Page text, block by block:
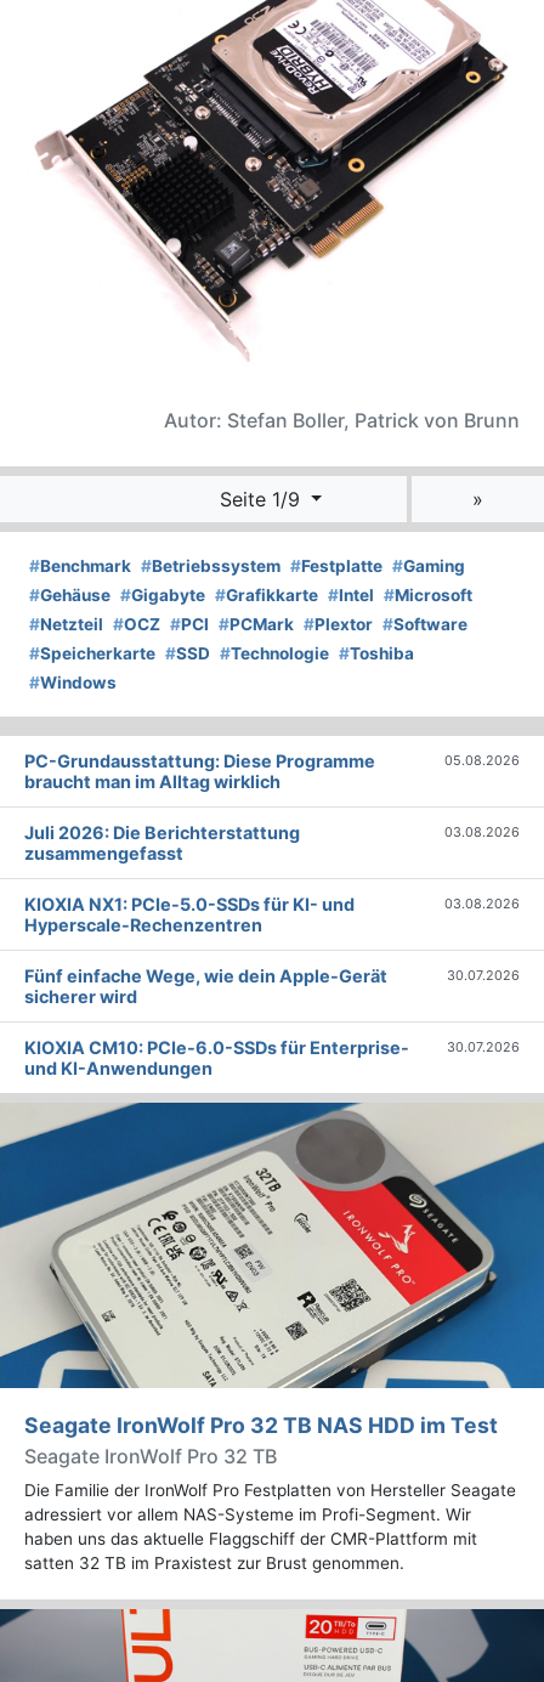
Autor: Stefan Boller, Patrick von Brunn
Seite 1/9 »
#Benchmark #Betriebssystem #Festplatte #Gaming
#Gehäuse #Gigabyte #Grafikkarte #Intel #Microsoft
#Netzteil #OCZ #PCI #PCMark #Plextor #Software
#Speicherkarte #SSD #Technologie #Toshiba
#Windows
PC-Grundausstattung: Diese Programme
braucht man im Alltag wirklich
05.08.2026
Juli 2026: Die Bericht­erstattung
zusammengefasst
03.08.2026
KIOXIA NX1: PCIe-5.0-SSDs für KI- und
Hyperscale-Rechenzentren
03.08.2026
Fünf einfache Wege, wie dein Apple-Gerät
sicherer wird
30.07.2026
KIOXIA CM10: PCIe-6.0-SSDs für Enterprise-
und KI-Anwendungen
30.07.2026
Seagate IronWolf Pro 32 TB NAS HDD im Test
Seagate IronWolf Pro 32 TB
Die Familie der IronWolf Pro Festplatten von Hersteller Seagate
adressiert vor allem NAS-Systeme im Profi-Segment. Wir
haben uns das aktuelle Flaggschiff der CMR-Plattform mit
satten 32 TB im Praxistest zur Brust genommen.